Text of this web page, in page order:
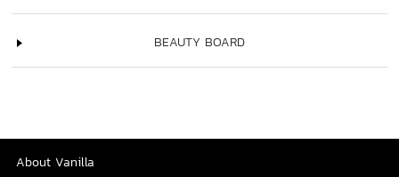
BEAUTY BOARD
About Vanilla